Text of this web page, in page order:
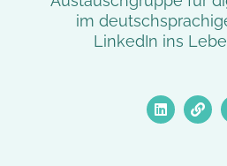
im
LinkedIn ins